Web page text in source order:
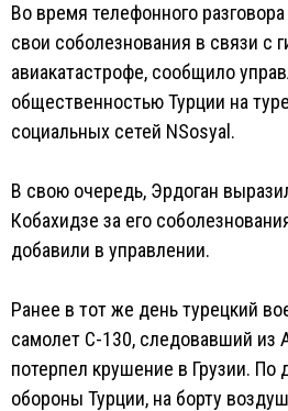
Во время телефонного
свои соболезнования в связи с
авиакатастрофе, сообщило
общественностью Турции на
социальных сетей NSosyal.
В свою очередь, Эрдоган
Кобахидзе за его
добавили в управлении.
Ранее в тот же день турецкий
самолет C-130, следовавший из
потерпел крушение в Грузии.
обороны Турции, на борту